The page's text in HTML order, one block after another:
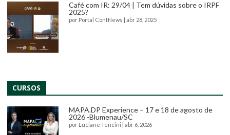
Café com IR: 29/04 | Tem dúvidas sobre o IRPF
2025?
por Portal ContNews abr 28, 2025
CURSOS
MAPA.DP Experience – 17 e 18 de agosto de
2026 -Blumenau/SC
por Luciane Tencini abr 6, 2026